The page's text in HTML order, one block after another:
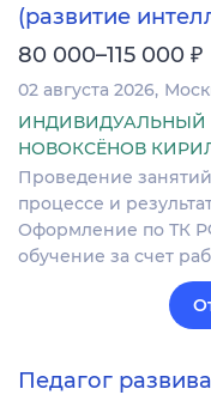
(развитие
80 000–115 000 ₽
02 августа 2026
ИНДИВИДУАЛЬНЫЙ
НОВОКСЁНОВ
Проведение
процессе и
Оформление по ТК
обучение за счет
Педагог